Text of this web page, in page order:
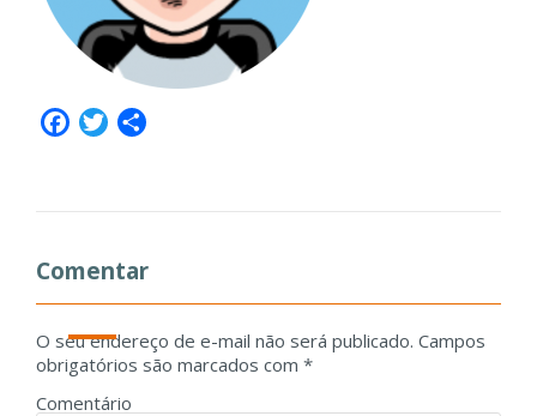
Facebook
Twitter
Comentar
O seu endereço de e-mail não será publicado. Campos
obrigatórios são marcados com *
Comentário